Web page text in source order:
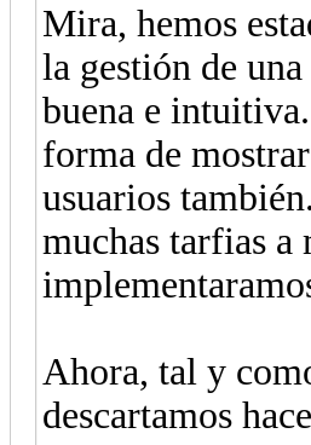
Mira, hemos
la gestión de
buena e
forma de
usuarios
muchas tarfias a
Ahora, tal y
descartamos